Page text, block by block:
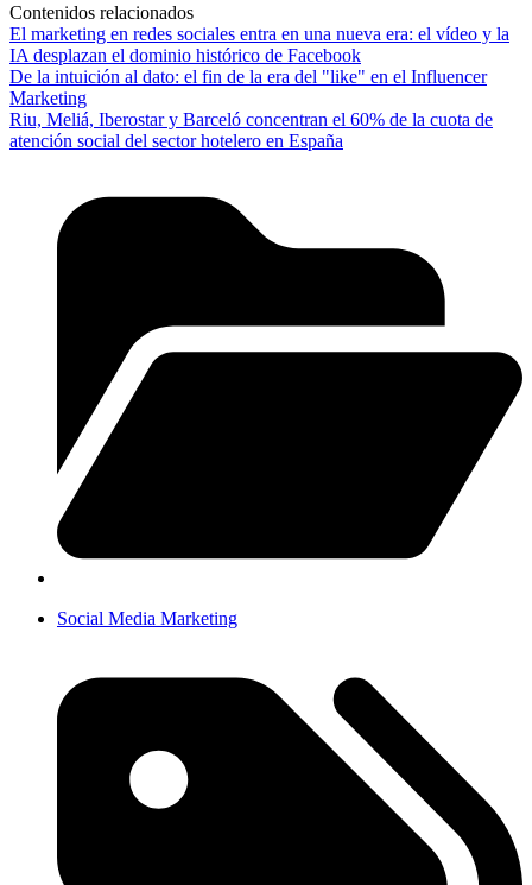
Contenidos relacionados
El marketing en redes sociales entra en una nueva era: el vídeo y la
IA desplazan el dominio histórico de Facebook
De la intuición al dato: el fin de la era del "like" en el Influencer
Marketing
Riu, Meliá, Iberostar y Barceló concentran el 60% de la cuota de
atención social del sector hotelero en España
Social Media Marketing